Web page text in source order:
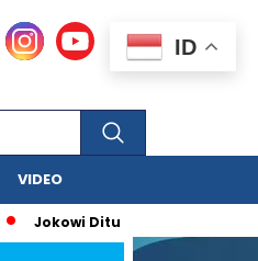
VIDEO
Jokowi Dituduh Palsukan Ijazah,
ID